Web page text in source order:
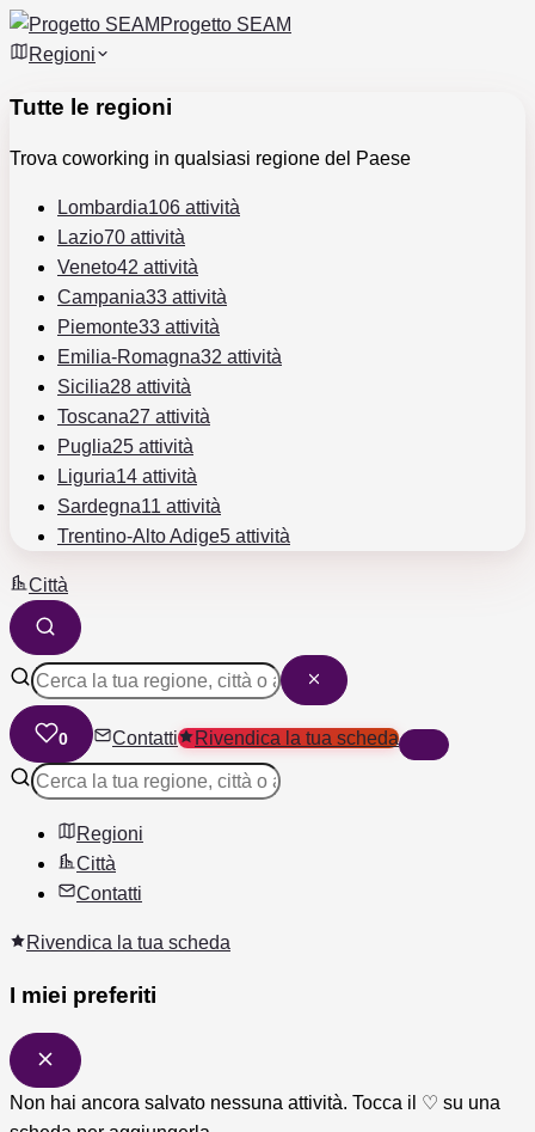
Progetto SEAM
Regioni
Tutte le regioni
Trova coworking in qualsiasi regione del Paese
Lombardia106 attività
Lazio70 attività
Veneto42 attività
Campania33 attività
Piemonte33 attività
Emilia-Romagna32 attività
Sicilia28 attività
Toscana27 attività
Puglia25 attività
Liguria14 attività
Sardegna11 attività
Trentino-Alto Adige5 attività
Città
0 Contatti Rivendica la tua scheda
Regioni
Città
Contatti
Rivendica la tua scheda
I miei preferiti
Non hai ancora salvato nessuna attività. Tocca il ♡ su una